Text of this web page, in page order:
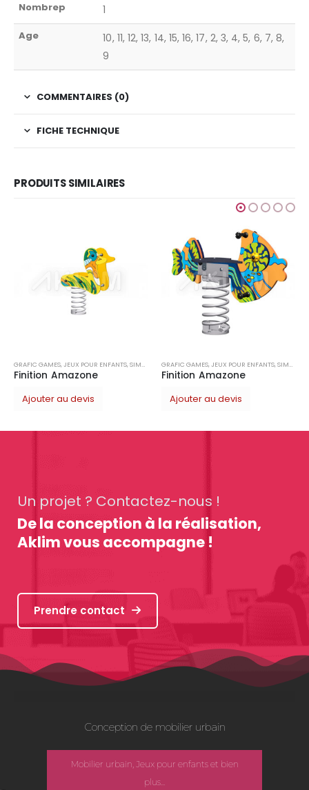
Nombrep 1
Age
10, 11, 12, 13, 14, 15, 16, 17, 2, 3, 4, 5, 6, 7, 8,
9
COMMENTAIRES (0)
FICHE TECHNIQUE
PRODUITS SIMILAIRES
GRAFIC GAMES,JEUX POUR ENFANTS,SIMPLE
Finition Amazone
Ajouter au devis
JEUX POUR ENFANTS
Finition Médiéval
Ajouter au devis
Un projet ? Contactez-nous !
De la conception à la réalisation,
Aklim vous accompagne !
Prendre contact
Conception de mobilier urbain
Mobilier urbain, Jeux pour enfants et bien
plus...